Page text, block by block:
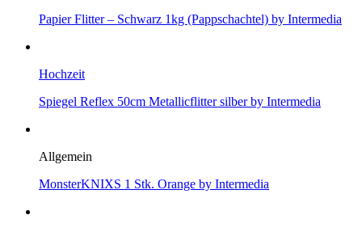
Papier Flitter – Schwarz 1kg (Pappschachtel) by Intermedia
Hochzeit
Spiegel Reflex 50cm Metallicflitter silber by Intermedia
Allgemein
MonsterKNIXS 1 Stk. Orange by Intermedia